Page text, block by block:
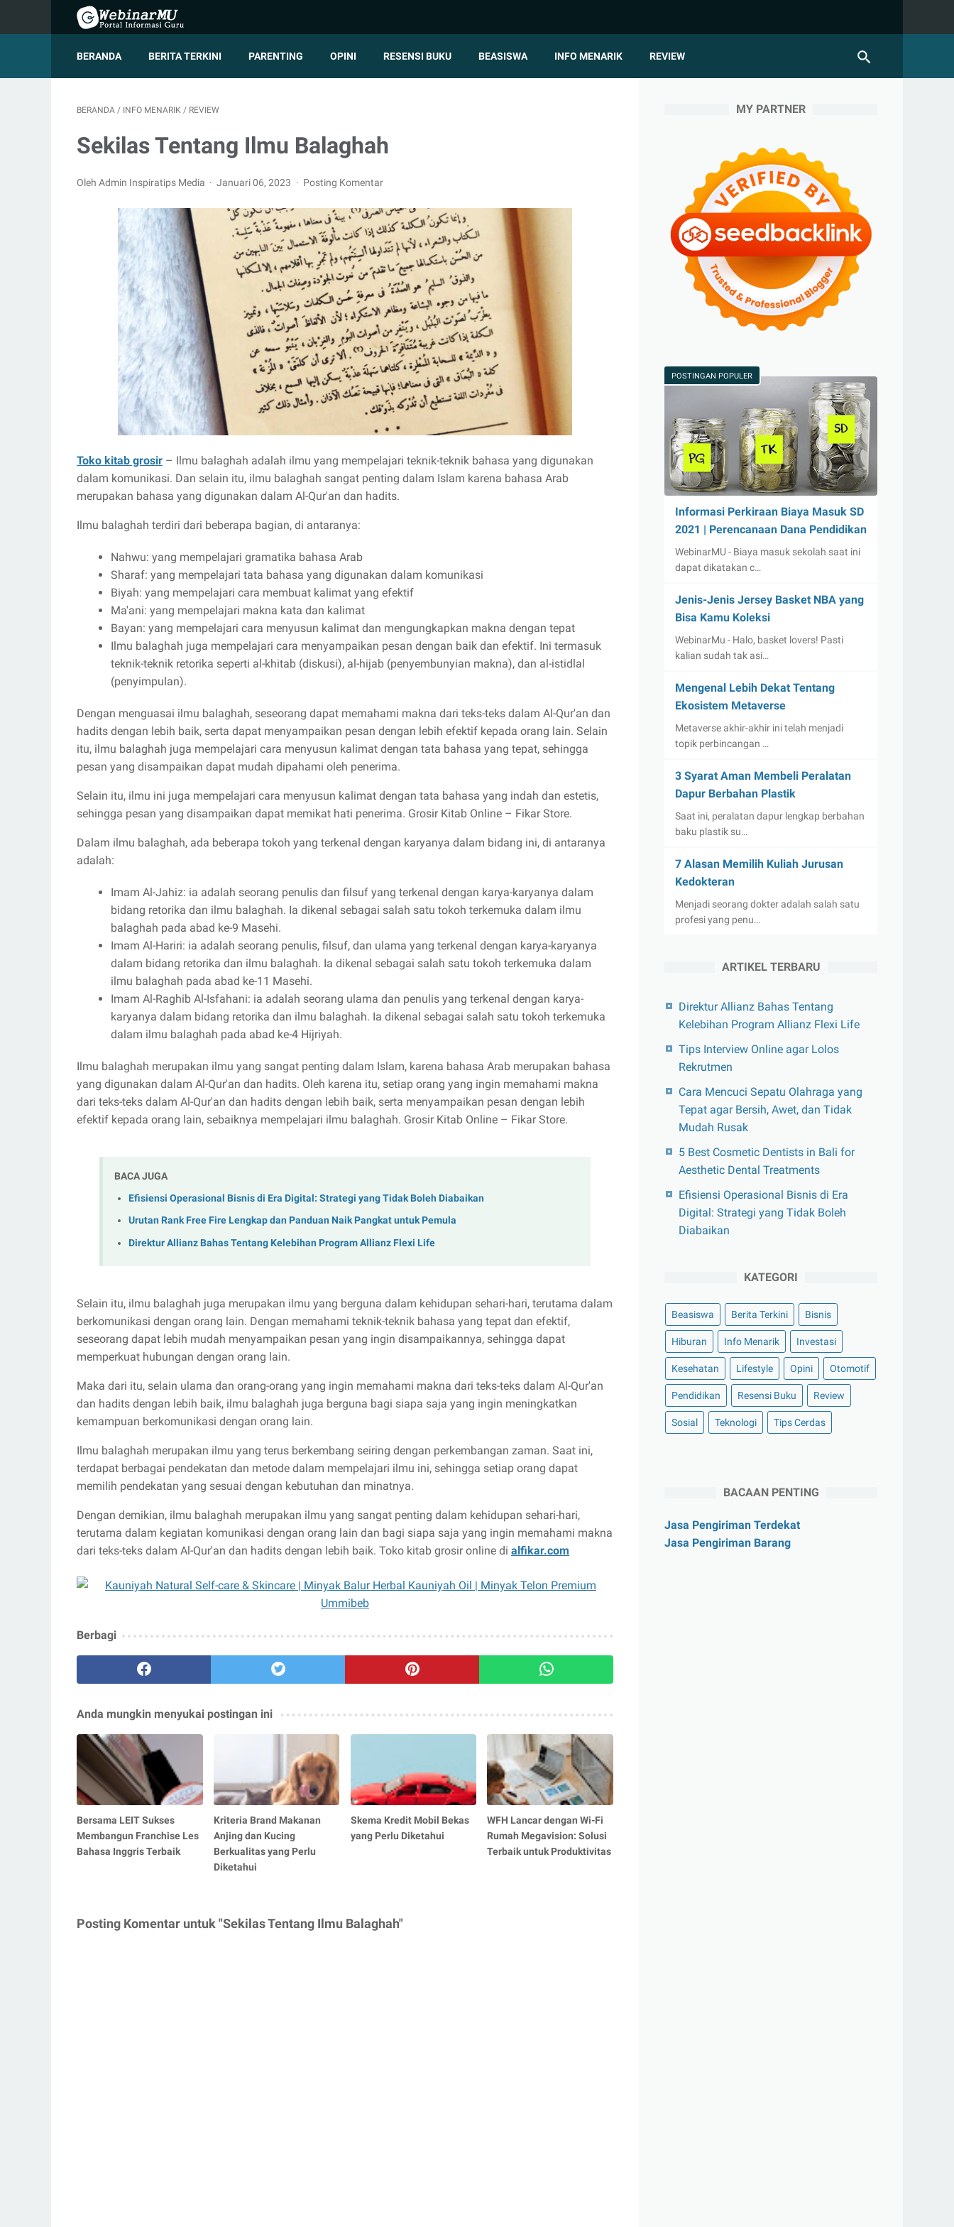
BERANDA BERITA TERKINI PARENTING OPINI RESENSI BUKU BEASISWA INFO MENARIK REVIEW
BERANDA / INFO MENARIK / REVIEW
Sekilas Tentang Ilmu Balaghah
Oleh Admin Inspiratips Media Januari 06, 2023 Posting Komentar
Toko kitab grosir – Ilmu balaghah adalah ilmu yang mempelajari teknik-teknik bahasa yang digunakan
dalam komunikasi. Dan selain itu, ilmu balaghah sangat penting dalam Islam karena bahasa Arab
merupakan bahasa yang digunakan dalam Al-Qur'an dan hadits.
Ilmu balaghah terdiri dari beberapa bagian, di antaranya:
Nahwu: yang mempelajari gramatika bahasa Arab
Sharaf: yang mempelajari tata bahasa yang digunakan dalam komunikasi
Biyah: yang mempelajari cara membuat kalimat yang efektif
Ma'ani: yang mempelajari makna kata dan kalimat
Bayan: yang mempelajari cara menyusun kalimat dan mengungkapkan makna dengan tepat
Ilmu balaghah juga mempelajari cara menyampaikan pesan dengan baik dan efektif. Ini termasuk
teknik-teknik retorika seperti al-khitab (diskusi), al-hijab (penyembunyian makna), dan al-istidlal
(penyimpulan).
Dengan menguasai ilmu balaghah, seseorang dapat memahami makna dari teks-teks dalam Al-Qur'an dan
hadits dengan lebih baik, serta dapat menyampaikan pesan dengan lebih efektif kepada orang lain. Selain
itu, ilmu balaghah juga mempelajari cara menyusun kalimat dengan tata bahasa yang tepat, sehingga
pesan yang disampaikan dapat mudah dipahami oleh penerima.
Selain itu, ilmu ini juga mempelajari cara menyusun kalimat dengan tata bahasa yang indah dan estetis,
sehingga pesan yang disampaikan dapat memikat hati penerima. Grosir Kitab Online – Fikar Store.
Dalam ilmu balaghah, ada beberapa tokoh yang terkenal dengan karyanya dalam bidang ini, di antaranya
adalah:
Imam Al-Jahiz: ia adalah seorang penulis dan filsuf yang terkenal dengan karya-karyanya dalam
bidang retorika dan ilmu balaghah. Ia dikenal sebagai salah satu tokoh terkemuka dalam ilmu
balaghah pada abad ke-9 Masehi.
Imam Al-Hariri: ia adalah seorang penulis, filsuf, dan ulama yang terkenal dengan karya-karyanya
dalam bidang retorika dan ilmu balaghah. Ia dikenal sebagai salah satu tokoh terkemuka dalam
ilmu balaghah pada abad ke-11 Masehi.
Imam Al-Raghib Al-Isfahani: ia adalah seorang ulama dan penulis yang terkenal dengan karya-
karyanya dalam bidang retorika dan ilmu balaghah. Ia dikenal sebagai salah satu tokoh terkemuka
dalam ilmu balaghah pada abad ke-4 Hijriyah.
Ilmu balaghah merupakan ilmu yang sangat penting dalam Islam, karena bahasa Arab merupakan bahasa
yang digunakan dalam Al-Qur'an dan hadits. Oleh karena itu, setiap orang yang ingin memahami makna
dari teks-teks dalam Al-Qur'an dan hadits dengan lebih baik, serta menyampaikan pesan dengan lebih
efektif kepada orang lain, sebaiknya mempelajari ilmu balaghah. Grosir Kitab Online – Fikar Store.
BACA JUGA
Efisiensi Operasional Bisnis di Era Digital: Strategi yang Tidak Boleh Diabaikan
Urutan Rank Free Fire Lengkap dan Panduan Naik Pangkat untuk Pemula
Direktur Allianz Bahas Tentang Kelebihan Program Allianz Flexi Life
Selain itu, ilmu balaghah juga merupakan ilmu yang berguna dalam kehidupan sehari-hari, terutama dalam
berkomunikasi dengan orang lain. Dengan memahami teknik-teknik bahasa yang tepat dan efektif,
seseorang dapat lebih mudah menyampaikan pesan yang ingin disampaikannya, sehingga dapat
memperkuat hubungan dengan orang lain.
Maka dari itu, selain ulama dan orang-orang yang ingin memahami makna dari teks-teks dalam Al-Qur'an
dan hadits dengan lebih baik, ilmu balaghah juga berguna bagi siapa saja yang ingin meningkatkan
kemampuan berkomunikasi dengan orang lain.
Ilmu balaghah merupakan ilmu yang terus berkembang seiring dengan perkembangan zaman. Saat ini,
terdapat berbagai pendekatan dan metode dalam mempelajari ilmu ini, sehingga setiap orang dapat
memilih pendekatan yang sesuai dengan kebutuhan dan minatnya.
Dengan demikian, ilmu balaghah merupakan ilmu yang sangat penting dalam kehidupan sehari-hari,
terutama dalam kegiatan komunikasi dengan orang lain dan bagi siapa saja yang ingin memahami makna
dari teks-teks dalam Al-Qur'an dan hadits dengan lebih baik. Toko kitab grosir online di alfikar.com
Berbagi
Anda mungkin menyukai postingan ini
Bersama LEIT Sukses
Membangun Franchise Les
Bahasa Inggris Terbaik
Kriteria Brand Makanan
Anjing dan Kucing
Berkualitas yang Perlu
Diketahui
Skema Kredit Mobil Bekas
yang Perlu Diketahui
WFH Lancar dengan Wi-Fi
Rumah Megavision: Solusi
Terbaik untuk Produktivitas
Posting Komentar untuk "Sekilas Tentang Ilmu Balaghah"
MY PARTNER
POSTINGAN POPULER
Informasi Perkiraan Biaya Masuk SD
2021 | Perencanaan Dana Pendidikan
WebinarMU - Biaya masuk sekolah saat ini
dapat dikatakan c…
Jenis-Jenis Jersey Basket NBA yang
Bisa Kamu Koleksi
WebinarMu - Halo, basket lovers! Pasti
kalian sudah tak asi…
Mengenal Lebih Dekat Tentang
Ekosistem Metaverse
Metaverse akhir-akhir ini telah menjadi
topik perbincangan …
3 Syarat Aman Membeli Peralatan
Dapur Berbahan Plastik
Saat ini, peralatan dapur lengkap berbahan
baku plastik su…
7 Alasan Memilih Kuliah Jurusan
Kedokteran
Menjadi seorang dokter adalah salah satu
profesi yang penu…
ARTIKEL TERBARU
Direktur Allianz Bahas Tentang
Kelebihan Program Allianz Flexi Life
Tips Interview Online agar Lolos
Rekrutmen
Cara Mencuci Sepatu Olahraga yang
Tepat agar Bersih, Awet, dan Tidak
Mudah Rusak
5 Best Cosmetic Dentists in Bali for
Aesthetic Dental Treatments
Efisiensi Operasional Bisnis di Era
Digital: Strategi yang Tidak Boleh
Diabaikan
KATEGORI
Beasiswa Berita Terkini Bisnis
Hiburan Info Menarik Investasi
Kesehatan Lifestyle Opini Otomotif
Pendidikan Resensi Buku Review
Sosial Teknologi Tips Cerdas
BACAAN PENTING
Jasa Pengiriman Terdekat
Jasa Pengiriman Barang